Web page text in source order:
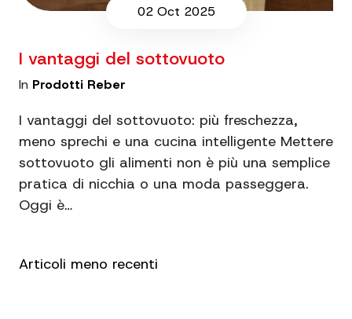
02 Oct 2025
I vantaggi del sottovuoto
In Prodotti Reber
I vantaggi del sottovuoto: più freschezza,
meno sprechi e una cucina intelligente Mettere
sottovuoto gli alimenti non è più una semplice
pratica di nicchia o una moda passeggera.
Oggi è…
Navigazione
Articoli meno recenti